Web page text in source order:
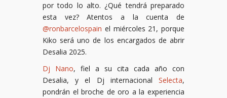
por todo lo alto. ¿Qué tendrá preparado
esta vez? Atentos a la cuenta de
@ronbarcelospain el miércoles 21, porque
Kiko será uno de los encargados de abrir
Desalia 2025.
Dj Nano, fiel a su cita cada año con
Desalia, y el Dj internacional Selecta,
pondrán el broche de oro a la experiencia